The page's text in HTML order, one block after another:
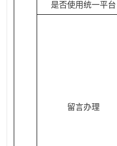
是否使用统一平台
留言办理